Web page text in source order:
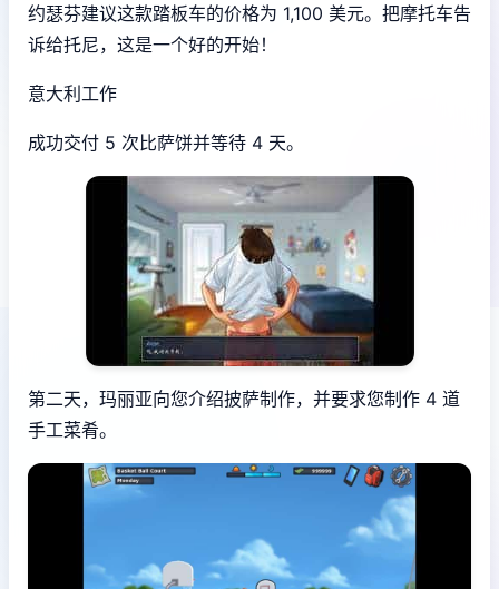
约瑟芬建议这款踏板车的价格为 1,100 美元。把摩托车告
诉给托尼，这是一个好的开始！
意大利工作
成功交付 5 次比萨饼并等待 4 天。
第二天，玛丽亚向您介绍披萨制作，并要求您制作 4 道
手工菜肴。